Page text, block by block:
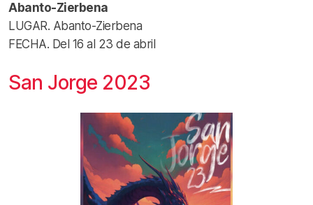
Abanto-Zierbena
LUGAR. Abanto-Zierbena
FECHA. Del 16 al 23 de abril
San Jorge 2023